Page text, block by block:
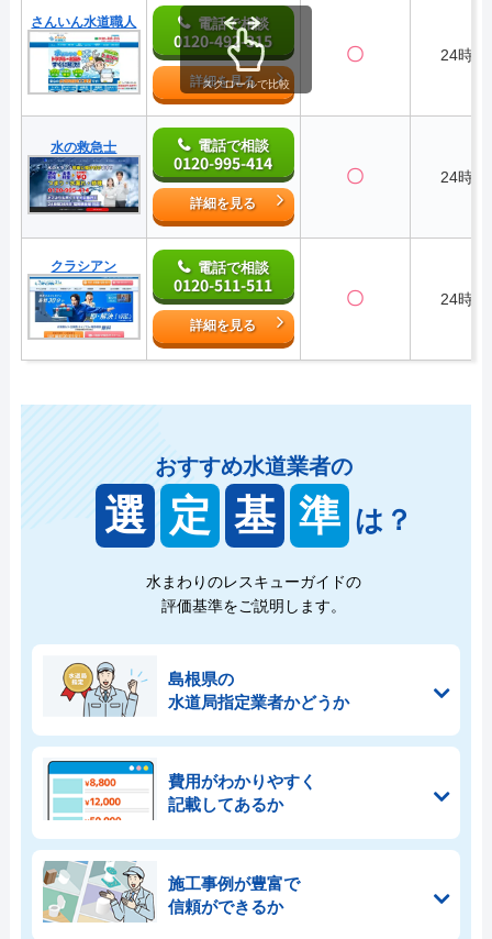
さんいん水道職人 電話で相談
0120-492-315
詳細を見る
〇 24時間
水の救急士 電話で相談
0120-995-414
詳細を見る
〇 24時間
クラシアン 電話で相談
0120-511-511
詳細を見る
〇 24時間
スクロールで比較
おすすめ水道業者の
選 定 基 準 は？
水まわりのレスキューガイドの
評価基準をご説明します。
島根県の
水道局指定業者かどうか
費用がわかりやすく
記載してあるか
施工事例が豊富で
信頼ができるか